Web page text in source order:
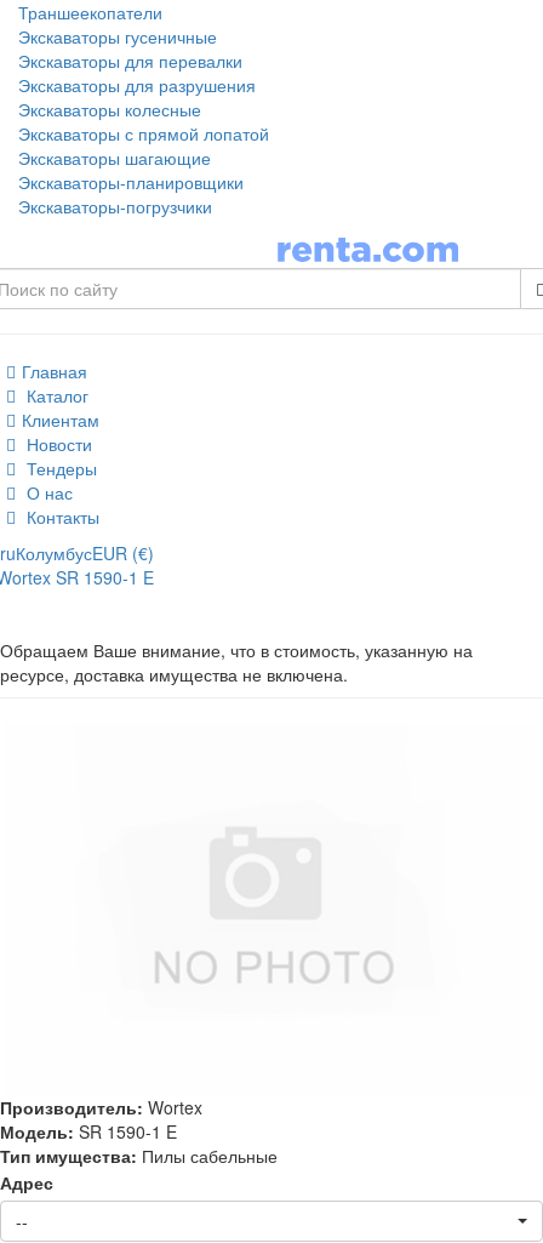
Траншеекопатели
Экскаваторы гусеничные
Экскаваторы для перевалки
Экскаваторы для разрушения
Экскаваторы колесные
Экскаваторы с прямой лопатой
Экскаваторы шагающие
Экскаваторы-планировщики
Экскаваторы-погрузчики
Главная
Каталог
Клиентам
Новости
Тендеры
О нас
Контакты
ruКолумбусEUR (€)
SR 1590-1 E
Обращаем Ваше внимание, что в стоимость, указанную на
ресурсе, доставка имущества не включена.
Производитель: Wortex
Модель: SR 1590-1 E
Тип имущества: Пилы сабельные
Адрес
--